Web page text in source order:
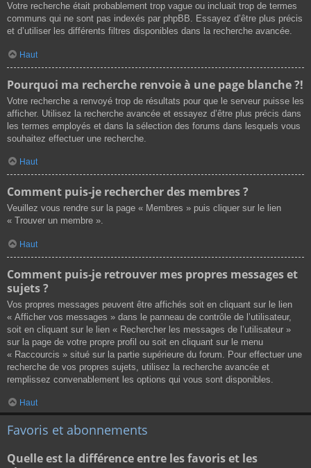
Votre recherche était probablement trop vague ou incluait trop de termes
communs qui ne sont pas indexés par phpBB. Essayez d’être plus précis
et d’utiliser les différents filtres disponibles dans la recherche avancée.
Haut
Pourquoi ma recherche renvoie à une page blanche ?!
Votre recherche a renvoyé trop de résultats pour que le serveur puisse les
afficher. Utilisez la recherche avancée et essayez d’être plus précis dans
les termes employés et dans la sélection des forums dans lesquels vous
souhaitez effectuer une recherche.
Haut
Comment puis-je rechercher des membres ?
Veuillez vous rendre sur la page « Membres » puis cliquer sur le lien
« Trouver un membre ».
Haut
Comment puis-je retrouver mes propres messages et
sujets ?
Vos propres messages peuvent être affichés soit en cliquant sur le lien
« Afficher vos messages » dans le panneau de contrôle de l’utilisateur,
soit en cliquant sur le lien « Rechercher les messages de l’utilisateur »
sur la page de votre propre profil ou soit en cliquant sur le menu
« Raccourcis » situé sur la partie supérieure du forum. Pour effectuer une
recherche de vos propres sujets, utilisez la recherche avancée et
remplissez convenablement les options qui vous sont disponibles.
Haut
Favoris et abonnements
Quelle est la différence entre les favoris et les